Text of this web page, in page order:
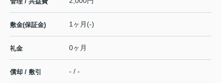
敷金(保証金) 1ヶ月(-)
礼金 0ヶ月
償却 / 敷引 - / -